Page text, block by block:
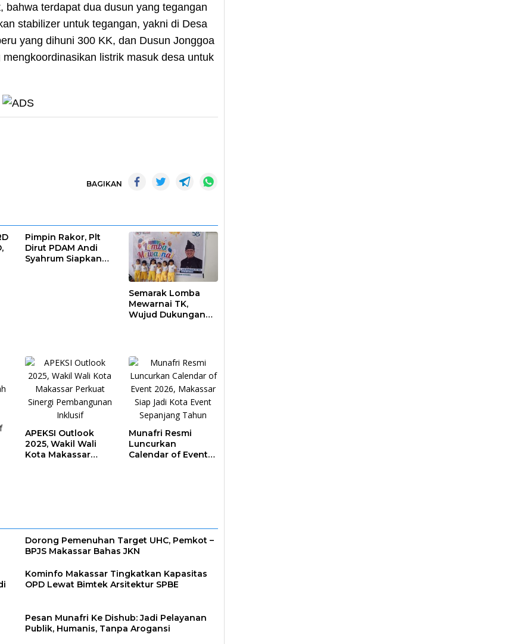
bahwa terdapat dua dusun yang tegangan
stabilizer untuk tegangan, yakni di Desa
yang dihuni 300 KK, dan Dusun Jonggoa
listrik masuk desa untuk
BAGIKAN
Pimpin Rakor, Plt
Dirut PDAM Andi
Syahrum Siapkan
Semarak Lomba
Mewarnai TK,
Wujud Dukungan
APEKSI Outlook
2025, Wakil Wali
Kota Makassar
Munafri Resmi
Luncurkan
Calendar of Event
Dorong Pemenuhan Target UHC, Pemkot –
BPJS Makassar Bahas JKN
Kominfo Makassar Tingkatkan Kapasitas
OPD Lewat Bimtek Arsitektur SPBE
Pesan Munafri Ke Dishub: Jadi Pelayanan
Publik, Humanis, Tanpa Arogansi